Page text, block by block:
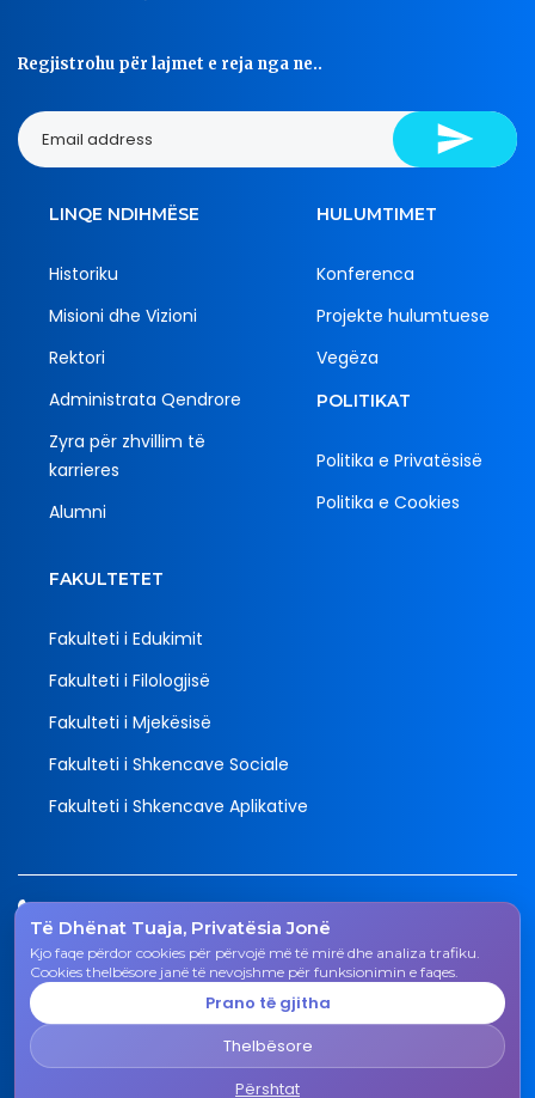
Të Dhënat Tuaja, Privatësia Jonë
Kjo faqe përdor cookies për përvojë më të mirë dhe analiza trafiku.
Cookies thelbësore janë të nevojshme për funksionimin e faqes.
Prano të gjitha
Thelbësore
Përshtat
Regjistrohu për lajmet e reja nga ne..
LINQE NDIHMËSE
Historiku
Misioni dhe Vizioni
Rektori
Administrata Qendrore
Zyra për zhvillim të
karrieres
Alumni
HULUMTIMET
Konferenca
Projekte hulumtuese
Vegëza
POLITIKAT
Politika e Privatësisë
Politika e Cookies
FAKULTETET
Fakulteti i Edukimit
Fakulteti i Filologjisë
Fakulteti i Mjekësisë
Fakulteti i Shkencave Sociale
Fakulteti i Shkencave Aplikative
Tel.
038 200 20 831
Email
rektorati@uni-gjk.org
Rektorati - Rr. "Ismail Qemali", n.n., 50 000 Gjakovë,
Republika e Kosovës